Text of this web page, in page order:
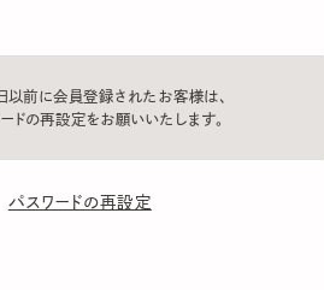
前に会員登録されたお客様は、
パスワードの再設定